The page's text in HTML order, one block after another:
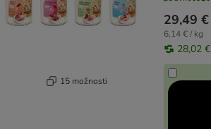
15 možnosti
29,49 €
6,14 € / kg
28,02 €